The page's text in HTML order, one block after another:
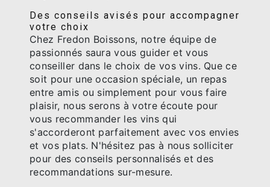
Des conseils avisés pour accompagner
votre choix
Chez Fredon Boissons, notre équipe de
passionnés saura vous guider et vous
conseiller dans le choix de vos vins. Que ce
soit pour une occasion spéciale, un repas
entre amis ou simplement pour vous faire
plaisir, nous serons à votre écoute pour
vous recommander les vins qui
s'accorderont parfaitement avec vos envies
et vos plats. N'hésitez pas à nous solliciter
pour des conseils personnalisés et des
recommandations sur-mesure.